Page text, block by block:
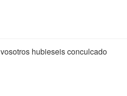
vosotros hubieseis conculcado